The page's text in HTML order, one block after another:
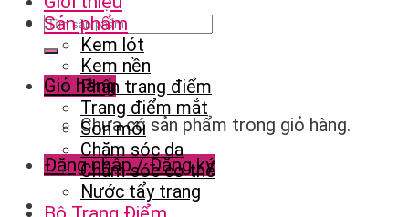
Giỏ hàng
Chưa có sản phẩm trong giỏ hàng.
Đăng nhập / Đăng ký
Sản phẩm
Kem lót
Kem nền
Phấn trang điểm
Trang điểm mắt
Son môi
Chăm sóc da
Chăm sóc cơ thể
Nước tẩy trang